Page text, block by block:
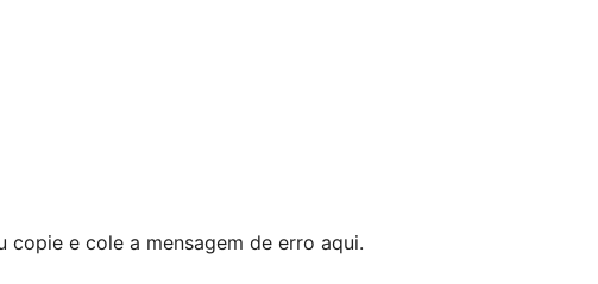
e cole a mensagem de erro aqui.